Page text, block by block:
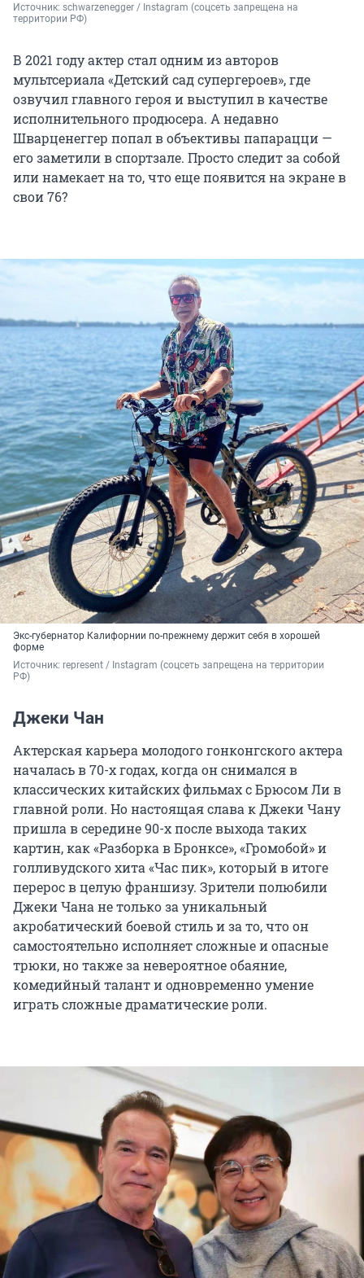
Источник: schwarzenegger / Instagram (соцсеть запрещена на
территории РФ)
В 2021 году актер стал одним из авторов
мультсериала «Детский сад супергероев», где
озвучил главного героя и выступил в качестве
исполнительного продюсера. А недавно
Шварценеггер попал в объективы папарацци —
его заметили в спортзале. Просто следит за собой
или намекает на то, что еще появится на экране в
свои 76?
Экс-губернатор Калифорнии по-прежнему держит себя в хорошей
форме
Источник: represent / Instagram (соцсеть запрещена на территории
РФ)
Джеки Чан
Актерская карьера молодого гонконгского актера
началась в 70-х годах, когда он снимался в
классических китайских фильмах с Брюсом Ли в
главной роли. Но настоящая слава к Джеки Чану
пришла в середине 90-х после выхода таких
картин, как «Разборка в Бронксе», «Громобой» и
голливудского хита «Час пик», который в итоге
перерос в целую франшизу. Зрители полюбили
Джеки Чана не только за уникальный
акробатический боевой стиль и за то, что он
самостоятельно исполняет сложные и опасные
трюки, но также за невероятное обаяние,
комедийный талант и одновременно умение
играть сложные драматические роли.